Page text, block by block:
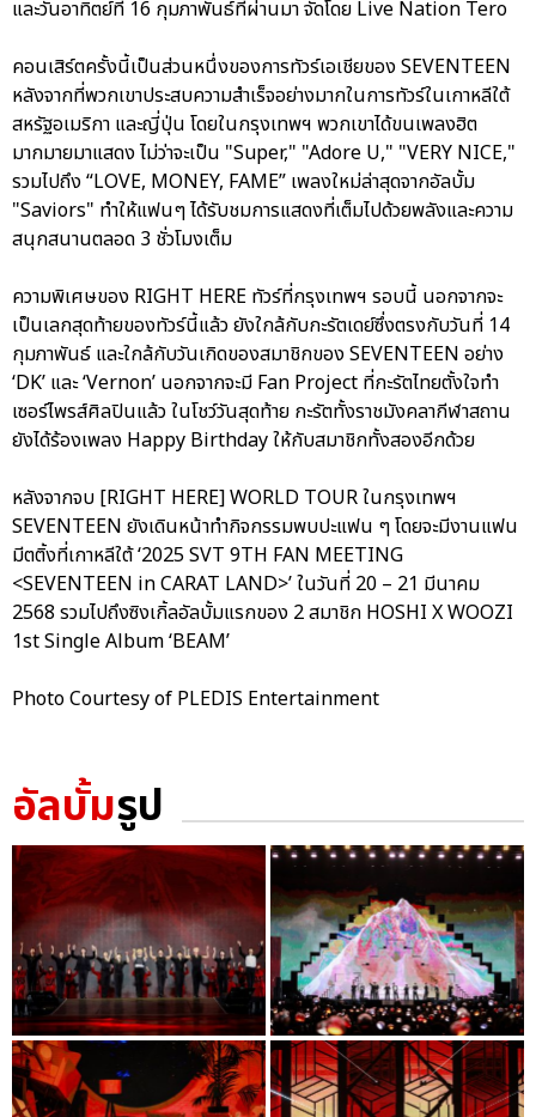
และวันอาทิตย์ที่ 16 กุมภาพันธ์ที่ผ่านมา จัดโดย Live Nation Tero
คอนเสิร์ตครั้งนี้เป็นส่วนหนึ่งของการทัวร์เอเชียของ SEVENTEEN
หลังจากที่พวกเขาประสบความสำเร็จอย่างมากในการทัวร์ในเกาหลีใต้
สหรัฐอเมริกา และญี่ปุ่น โดยในกรุงเทพฯ พวกเขาได้ขนเพลงฮิต
มากมายมาแสดง ไม่ว่าจะเป็น "Super," "Adore U," "VERY NICE,"
รวมไปถึง “LOVE, MONEY, FAME” เพลงใหม่ล่าสุดจากอัลบั้ม
"Saviors" ทำให้แฟนๆ ได้รับชมการแสดงที่เต็มไปด้วยพลังและความ
สนุกสนานตลอด 3 ชั่วโมงเต็ม
ความพิเศษของ RIGHT HERE ทัวร์ที่กรุงเทพฯ รอบนี้ นอกจากจะ
เป็นเลกสุดท้ายของทัวร์นี้แล้ว ยังใกล้กับกะรัตเดย์ซึ่งตรงกับวันที่ 14
กุมภาพันธ์ และใกล้กับวันเกิดของสมาชิกของ SEVENTEEN อย่าง
‘DK’ และ ‘Vernon’ นอกจากจะมี Fan Project ที่กะรัตไทยตั้งใจทำ
เซอร์ไพรส์ศิลปินแล้ว ในโชว์วันสุดท้าย กะรัตทั้งราชมังคลากีฬาสถาน
ยังได้ร้องเพลง Happy Birthday ให้กับสมาชิกทั้งสองอีกด้วย
หลังจากจบ [RIGHT HERE] WORLD TOUR ในกรุงเทพฯ
SEVENTEEN ยังเดินหน้าทำกิจกรรมพบปะแฟน ๆ โดยจะมีงานแฟน
มีตติ้งที่เกาหลีใต้ ‘2025 SVT 9TH FAN MEETING
<SEVENTEEN in CARAT LAND>’ ในวันที่ 20 – 21 มีนาคม
2568 รวมไปถึงซิงเกิ้ลอัลบั้มแรกของ 2 สมาชิก HOSHI X WOOZI
1st Single Album ‘BEAM’
Photo Courtesy of PLEDIS Entertainment
อัลบั้มรูป